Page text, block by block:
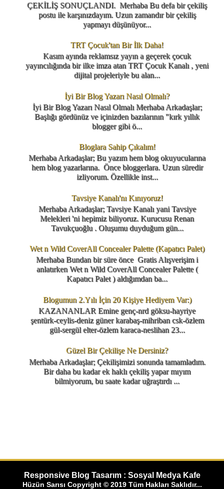
ÇEKİLİŞ SONUÇLANDI. Merhaba Bu defa bir çekiliş
postu ile karşınızdayım. Uzun zamandır bir çekiliş
yapmayı düşünüyor...
TRT Çocuk'tan Bir İlk Daha!
Kasım ayında reklamsız yayın a geçerek çocuk
yayıncılığında bir ilke imza atan TRT Çocuk Kanalı , yeni
dijital projeleriyle bu alan...
İyi Bir Blog Yazarı Nasıl Olmalı?
İyi Bir Blog Yazarı Nasıl Olmalı Merhaba Arkadaşlar;
Başlığı gördünüz ve içinizden bazılarının "kırk yıllık
blogger gibi ö...
Bloglara Sahip Çıkalım!
Merhaba Arkadaşlar; Bu yazım hem blog okuyucularına
hem blog yazarlarına. Önce bloggerlara. Uzun süredir
izliyorum. Özellikle inst...
Tavsiye Kanalı'nı Kınıyoruz!
Merhaba Arkadaşlar; Tavsiye Kanalı yani Tavsiye
Melekleri 'ni hepimiz biliyoruz. Kurucusu Renan
Tavukçuoğlu . Oluşumu duyduğum gün...
Wet n Wild CoverAll Concealer Palette (Kapatıcı Palet)
Merhaba Bundan bir süre önce Gratis Alışverişim i
anlatırken Wet n Wild CoverAll Concealer Palette (
Kapatıcı Palet ) aldığımdan ba...
Blogumun 2.Yılı İçin 20 Kişiye Hediyem Var:)
KAZANANLAR Emine genç-nrd göksu-hayriye
şentürk-ceylis-deniz güner karabaş-mihriban csk-özlem
gül-sergül elter-özlem karaca-neslihan 23...
Güzel Bir Çekilişe Ne Dersiniz?
Merhaba Arkadaşlar; Çekilişimizi sonunda tamamladım.
Bir daha bu kadar ek haklı çekiliş yapar mıyım
bilmiyorum, bu saate kadar uğraştırdı ...
Responsive Blog Tasarım : Sosyal Medya Kafe
Hüzün Sarısı Copyright © 2019 Tüm Hakları Saklıdır...